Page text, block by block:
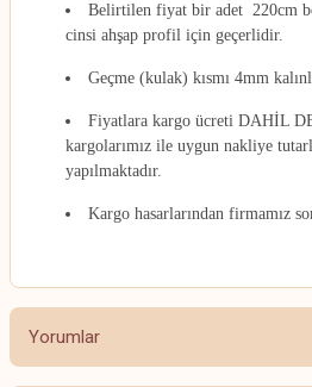
Belirtilen fiyat bir adet 220cm
cinsi ahşap profil için geçerlidir.
Geçme (kulak) kısmı 4mm
Fiyatlara kargo ücreti DAHİL
kargolarımız ile uygun nakliye
yapılmaktadır.
Kargo hasarlarından firmamız
Yorumlar